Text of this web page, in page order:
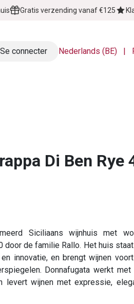
Gratis verzending vanaf €125
Se connecter Nederlands (BE) |
Di Ben Rye
Siciliaans wijnhuis met
door de familie Rallo. Het huis
innovatie, en brengt wijnen
Donnafugata werkt
levert wijnen met expressie,